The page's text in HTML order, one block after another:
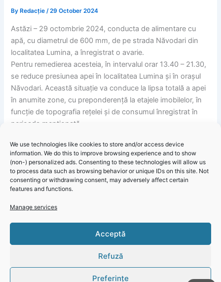
We use technologies like cookies to store and/or access device
information. We do this to improve browsing experience and to show
(non-) personalized ads. Consenting to these technologies will allow us
to process data such as browsing behavior or unique IDs on this site. Not
consenting or withdrawing consent, may adversely affect certain
features and functions.
Manage services
Acceptă
Refuză
Preferințe
By Redacție/29 October 2024
Astăzi – 29 octombrie 2024, conducta de alimentare cu
apă, cu diametrul de 600 mm, de pe strada Năvodari din
localitatea Lumina, a înregistrat o avarie.
Pentru remedierea acesteia, în intervalul orar 13.40 – 21.30,
se reduce presiunea apei în localitatea Lumina și în orașul
Năvodari. Această situație va conduce la lipsa totală a apei
în anumite zone, cu preponderență la etajele imobilelor, în
funcție de topografia rețelei și de consumul înregistrat în
perioada menționată.
afectați, pe care îi asigurăm că echipele de intervenție vor
face tot posibilul pentru finalizarea lucrărilor și reluarea
furnizării apei potabile la parametri optimi, în cel mai scurt
timp.
Informare RAJA – Informare Publică: Avarie pe strada
Click 'I